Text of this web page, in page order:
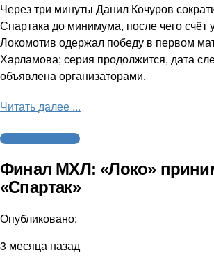
Через три минуты Данил Кочуров
Спартака до минимума, после чего счёт
Локомотив одержал победу в первом
Харламова; серия продолжится, дата
объявлена организаторами.
Читать далее ...
Молодежный хоккей
Финал МХЛ: «Локо»
«Спартак»
Опубликовано:
3 месяца назад